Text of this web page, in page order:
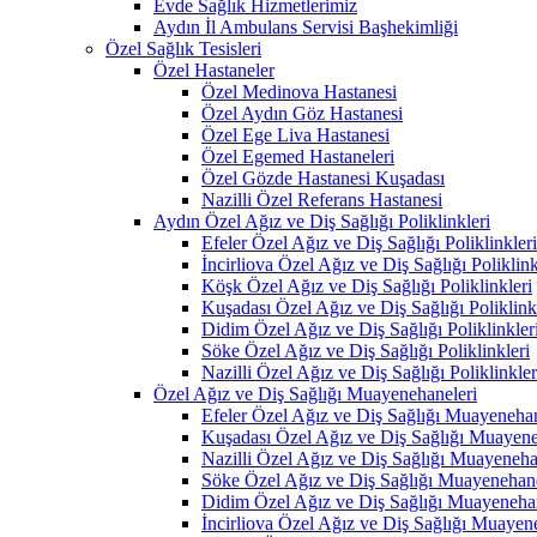
Evde Sağlık Hizmetlerimiz
Aydın İl Ambulans Servisi Başhekimliği
Özel Sağlık Tesisleri
Özel Hastaneler
Özel Medinova Hastanesi
Özel Aydın Göz Hastanesi
Özel Ege Liva Hastanesi
Özel Egemed Hastaneleri
Özel Gözde Hastanesi Kuşadası
Nazilli Özel Referans Hastanesi
Aydın Özel Ağız ve Diş Sağlığı Poliklinkleri
Efeler Özel Ağız ve Diş Sağlığı Poliklinkleri
İncirliova Özel Ağız ve Diş Sağlığı
Köşk Özel Ağız ve Diş Sağlığı Poliklinkleri
Kuşadası Özel Ağız ve Diş Sağlığı
Didim Özel Ağız ve Diş Sağlığı Poliklinkleri
Söke Özel Ağız ve Diş Sağlığı Poliklinkleri
Nazilli Özel Ağız ve Diş Sağlığı
Özel Ağız ve Diş Sağlığı Muayenehaneleri
Efeler Özel Ağız ve Diş Sağlığı
Kuşadası Özel Ağız ve Diş Sağlığı
Nazilli Özel Ağız ve Diş Sağlığı
Söke Özel Ağız ve Diş Sağlığı
Didim Özel Ağız ve Diş Sağlığı
İncirliova Özel Ağız ve Diş Sağlığı